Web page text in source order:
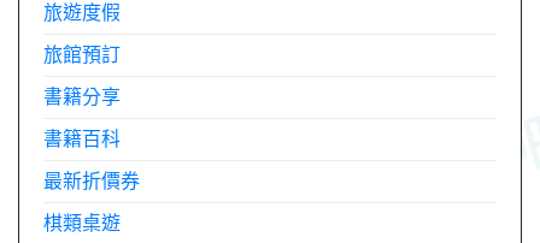
旅遊度假
旅館預訂
書籍分享
書籍百科
最新折價券
棋類桌遊